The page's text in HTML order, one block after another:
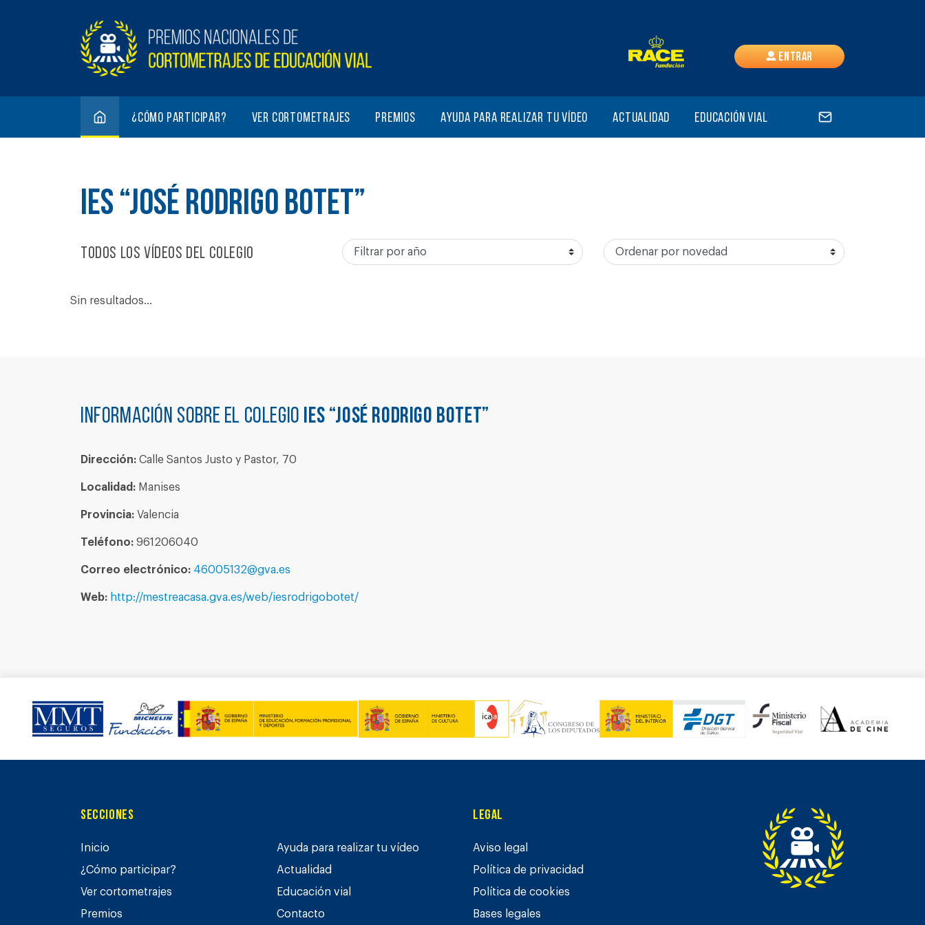
Entrar
¿Cómo participar? Ver cortometrajes Premios Ayuda para realizar tu vídeo Actualidad Educación vial
IES “JOSÉ RODRIGO BOTET”
Todos los vídeos del colegio
Sin resultados...
Información sobre el colegio IES “JOSÉ RODRIGO BOTET”
Dirección: Calle Santos Justo y Pastor, 70
Localidad: Manises
Provincia: Valencia
Teléfono: 961206040
Correo electrónico: 46005132@gva.es
Web: http://mestreacasa.gva.es/web/iesrodrigobotet/
Secciones
Inicio
¿Cómo participar?
Ver cortometrajes
Premios
Ayuda para realizar tu vídeo
Actualidad
Educación vial
Contacto
Legal
Aviso legal
Política de privacidad
Política de cookies
Bases legales